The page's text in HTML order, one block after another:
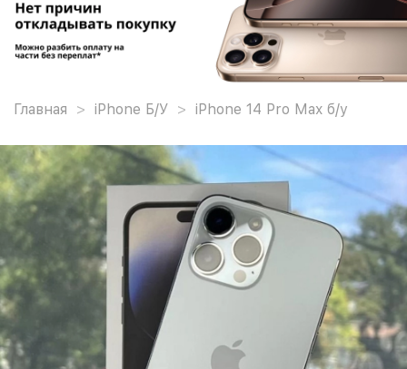
Главная iPhone Б/У iPhone 14 Pro Max б/у